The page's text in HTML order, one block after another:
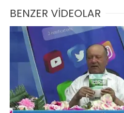
BENZER VİDEOLAR